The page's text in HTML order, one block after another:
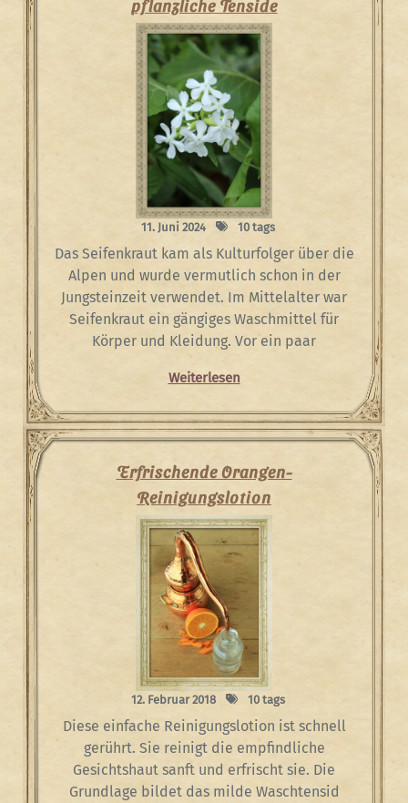
pflanzliche Tenside
11. Juni 2024 10 tags
Das Seifenkraut kam als Kulturfolger über die
Alpen und wurde vermutlich schon in der
Jungsteinzeit verwendet. Im Mittelalter war
Seifenkraut ein gängiges Waschmittel für
Körper und Kleidung. Vor ein paar
Weiterlesen
Erfrischende Orangen-
Reinigungslotion
12. Februar 2018 10 tags
Diese einfache Reinigungslotion ist schnell
gerührt. Sie reinigt die empfindliche
Gesichtshaut sanft und erfrischt sie. Die
Grundlage bildet das milde Waschtensid